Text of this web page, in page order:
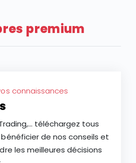
premium
connaissances
téléchargez tous
de nos conseils et
les meilleures décisions